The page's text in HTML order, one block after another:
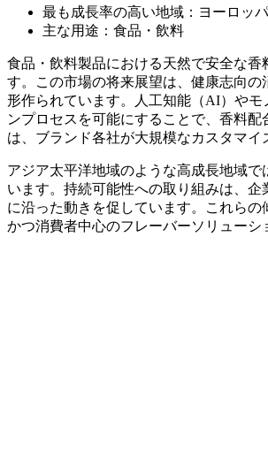
最も成長率の高い地域：ヨーロッパ
主な用途：食品・飲料
食品・飲料製品における天然で安全な
す。この市場の将来展望は、健康志向
形作られています。人工知能（AI）や
ンプロセスを可能にすることで、香料
は、ブランド各社が大規模なカスタマ
アジア太平洋地域のような高成長地域
います。持続可能性への取り組みは、
に沿った動きを促しています。これら
かつ消費者中心のフレーバーソリューシ